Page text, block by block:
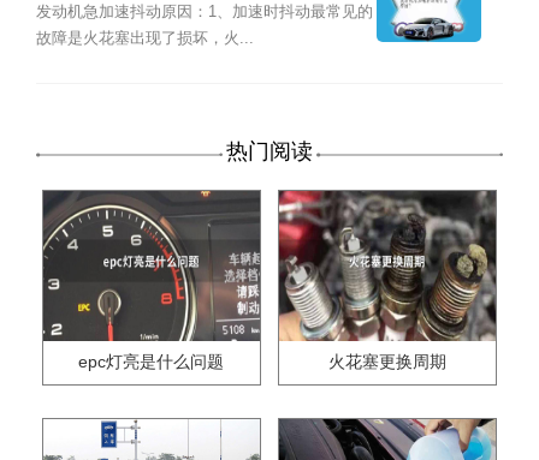
发动机急加速抖动原因：1、加速时抖动最常见的
故障是火花塞出现了损坏，火...
热门阅读
epc灯亮是什么问题 火花塞更换周期